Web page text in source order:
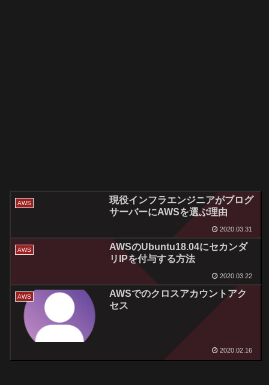
AWS
現役インフラエンジニアがブログ
サーバーにAWSを選ぶ理由
2020.03.31
AWS
AWSのUbuntu18.04にセカンダ
リIPを付与する方法
2020.03.22
AWS
AWSでのクロスアカウントアク
セス
2020.02.16